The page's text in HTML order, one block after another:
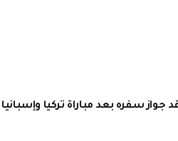
سفره بعد مباراة تركيا وإسبانيا